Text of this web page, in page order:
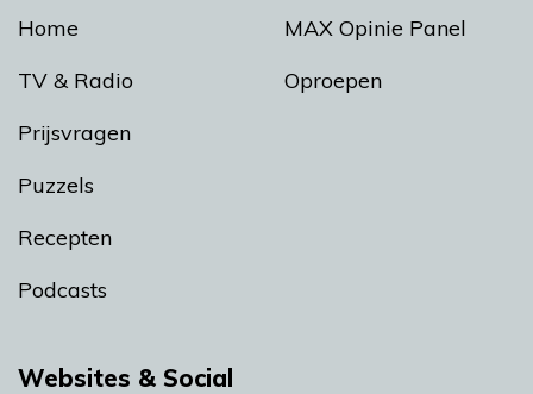
Home
TV & Radio
Prijsvragen
Puzzels
Recepten
Podcasts
MAX Opinie Panel
Oproepen
Websites & Social